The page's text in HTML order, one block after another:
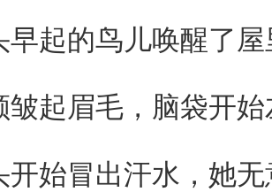
的鸟儿唤醒了屋
眉毛，脑袋开始
始冒出汗水，她